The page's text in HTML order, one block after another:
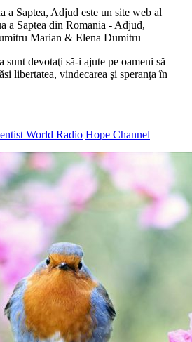
a Saptea, Adjud este un site web al
a Saptea din Romania - Adjud,
Marian & Elena Dumitru
sunt devotaţi să-i ajute pe oameni să
libertatea, vindecarea şi speranţa în
World Radio Hope Channel